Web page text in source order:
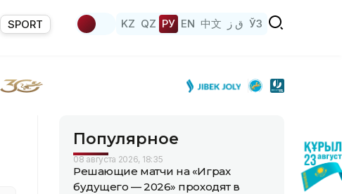
SPORT KZ QZ РУ EN 中文 ق ز ЎЗ
Популярное
08 августа 2026, 18:35
Решающие матчи на «Играх
будущего — 2026» проходят в